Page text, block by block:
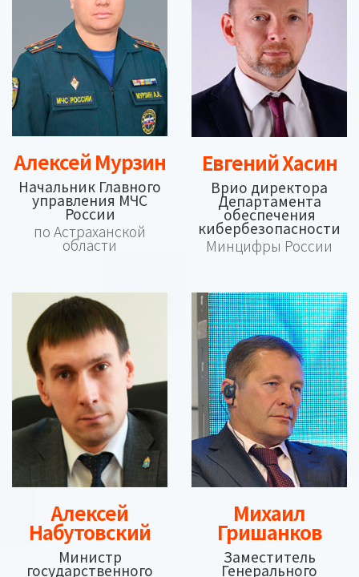
Алексей Мурзин
Начальник Главного
управления МЧС
России
по Астраханской
области
Евгений Хасин
Врио директора
Департамента
обеспечения
кибербезопасности
Минцифры России
Алексей
Набутовский
Министр
государственного
Михаил
Гришанков
Заместитель
Генерального